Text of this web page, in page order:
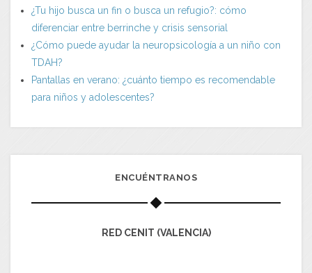
¿Tu hijo busca un fin o busca un refugio?: cómo
diferenciar entre berrinche y crisis sensorial
¿Cómo puede ayudar la neuropsicología a un niño con
TDAH?
Pantallas en verano: ¿cuánto tiempo es recomendable
para niños y adolescentes?
ENCUÉNTRANOS
RED CENIT (VALENCIA)